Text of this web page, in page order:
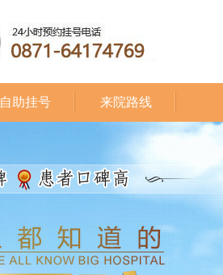
自助挂号 来院路线